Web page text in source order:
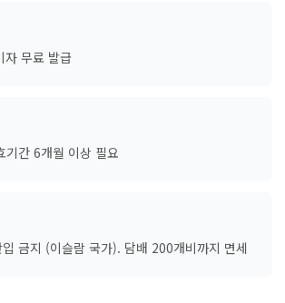
자 무료 발급
기간 6개월 이상 필요
입 금지 (이슬람 국가). 담배 200개비까지 면세